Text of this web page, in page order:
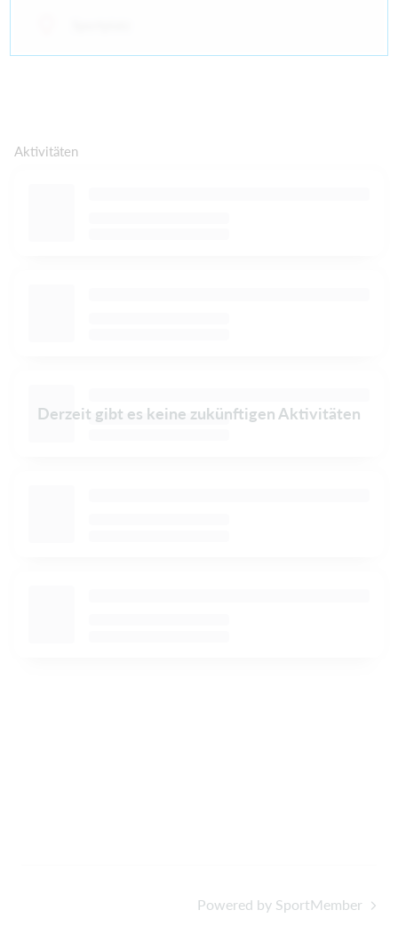
Aktivitäten
Derzeit gibt es keine zukünftigen Aktivitäten
Powered by SportMember